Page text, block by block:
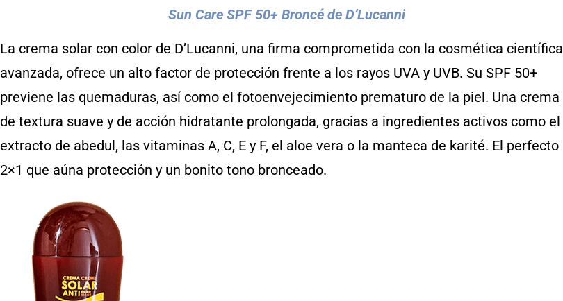
Sun Care SPF 50+ Broncé de D’Lucanni
La crema solar con color de D’Lucanni, una firma comprometida con la cosmética científica
avanzada, ofrece un alto factor de protección frente a los rayos UVA y UVB. Su SPF 50+
previene las quemaduras, así como el fotoenvejecimiento prematuro de la piel. Una crema
de textura suave y de acción hidratante prolongada, gracias a ingredientes activos como el
extracto de abedul, las vitaminas A, C, E y F, el aloe vera o la manteca de karité. El perfecto
2×1 que aúna protección y un bonito tono bronceado.